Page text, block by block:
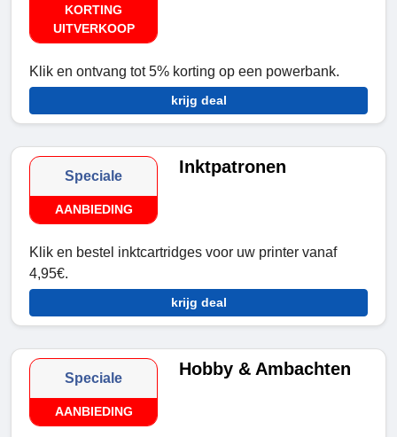
KORTING
UITVERKOOP
Klik en ontvang tot 5% korting op een powerbank.
krijg deal
Speciale
AANBIEDING
Inktpatronen
Klik en bestel inktcartridges voor uw printer vanaf
4,95€.
krijg deal
Speciale
AANBIEDING
Hobby & Ambachten